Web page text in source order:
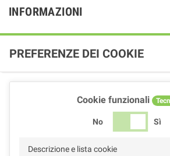
INFORMAZIONI
PREFERENZE DEI COOKIE
Cookie funzionali
No Sì
Descrizione e lista cookie